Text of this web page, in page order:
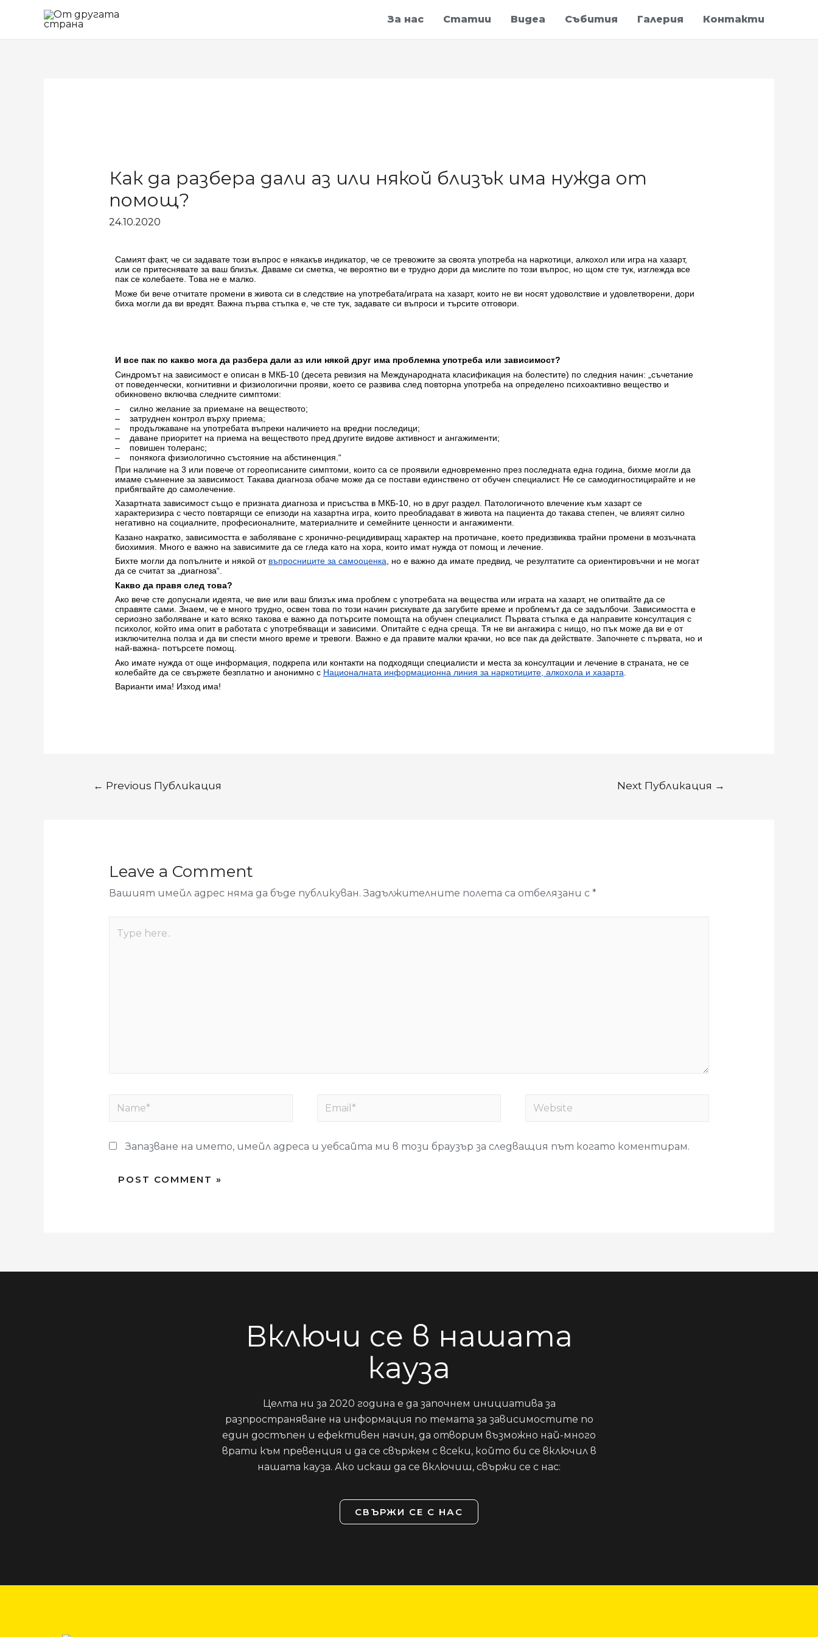
За нас Статии Видеа Събития Галерия Контакти
Как да разбера дали аз или някой близък има нужда от
помощ?
24.10.2020
Самият факт, че си задавате този въпрос е някакъв индикатор, че се тревожите за своята употреба на наркотици, алкохол или игра на хазарт,
или се притеснявате за ваш близък. Даваме си сметка, че вероятно ви е трудно дори да мислите по този въпрос, но щом сте тук, изглежда все
пак се колебаете. Това не е малко.
Може би вече отчитате промени в живота си в следствие на употребата/играта на хазарт, които не ви носят удоволствие и удовлетворени, дори
биха могли да ви вредят. Важна първа стъпка е, че сте тук, задавате си въпроси и търсите отговори.
И все пак по какво мога да разбера дали аз или някой друг има проблемна употреба или зависимост?
Синдромът на зависимост е описан в МКБ-10 (десета ревизия на Международната класификация на болестите) по следния начин: „съчетание
от поведенчески, когнитивни и физиологични прояви, което се развива след повторна употреба на определено психоактивно вещество и
обикновено включва следните симптоми:
– силно желание за приемане на веществото;
– затруднен контрол върху приема;
– продължаване на употребата въпреки наличието на вредни последици;
– даване приоритет на приема на веществото пред другите видове активност и ангажименти;
– повишен толеранс;
– понякога физиологично състояние на абстиненция.“
При наличие на 3 или повече от гореописаните симптоми, които са се проявили едновременно през последната една година, бихме могли да
имаме съмнение за зависимост. Такава диагноза обаче може да се постави единствено от обучен специалист. Не се самодигностицирайте и не
прибягвайте до самолечение.
Хазартната зависимост също е призната диагноза и присъства в МКБ-10, но в друг раздел. Патологичното влечение към хазарт се
характеризира с често повтарящи се епизоди на хазартна игра, които преобладават в живота на пациента до такава степен, че влияят силно
негативно на социалните, професионалните, материалните и семейните ценности и ангажименти.
Казано накратко, зависимостта е заболяване с хронично-рецидивиращ характер на протичане, което предизвиква трайни промени в мозъчната
биохимия. Много е важно на зависимите да се гледа като на хора, които имат нужда от помощ и лечение.
Бихте могли да попълните и някой от въпросниците за самооценка, но е важно да имате предвид, че резултатите са ориентировъчни и не могат
да се считат за „диагноза“.
Какво да правя след това?
Ако вече сте допуснали идеята, че вие или ваш близък има проблем с употребата на вещества или играта на хазарт, не опитвайте да се
справяте сами. Знаем, че е много трудно, освен това по този начин рискувате да загубите време и проблемът да се задълбочи. Зависимостта е
сериозно заболяване и като всяко такова е важно да потърсите помощта на обучен специалист. Първата стъпка е да направите консултация с
психолог, който има опит в работата с употребяващи и зависими. Опитайте с една среща. Тя не ви ангажира с нищо, но пък може да ви е от
изключителна полза и да ви спести много време и тревоги. Важно е да правите малки крачки, но все пак да действате. Започнете с първата, но и
най-важна- потърсете помощ.
Ако имате нужда от още информация, подкрепа или контакти на подходящи специалисти и места за консултации и лечение в страната, не се
колебайте да се свържете безплатно и анонимно с Националната информационна линия за наркотиците, алкохола и хазарта
Варианти има! Изход има!
← Previous Публикация Next Публикация →
Leave a Comment
Вашият имейл адрес няма да бъде публикуван. Задължителните полета са отбелязани с *
Запазване на името, имейл адреса и уебсайта ми в този браузър за следващия път когато коментирам.
Включи се в нашата
кауза
Целта ни за 2020 година е да започнем инициатива за
разпространяване на информация по темата за зависимостите по
един достъпен и ефективен начин, да отворим възможно най-много
врати към превенция и да се свържем с всеки, който би се включил в
нашата кауза. Ако искаш да се включиш, свържи се с нас:
СВЪРЖИ СЕ С НАС